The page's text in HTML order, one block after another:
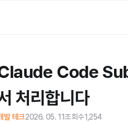
Code
처리합니다
발 테크2026. 05. 11조회수1,254